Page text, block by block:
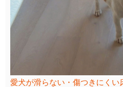
愛犬が滑らない・傷つきにくい